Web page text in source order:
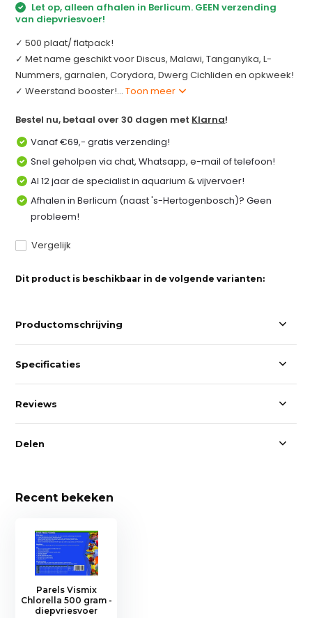
Let op, alleen afhalen in Berlicum. GEEN verzending
van diepvriesvoer!
✓ 500 plaat/ flatpack!
✓ Met name geschikt voor Discus, Malawi, Tanganyika, L-
Nummers, garnalen, Corydora, Dwerg Cichliden en opkweek!
✓ Weerstand booster!...Toon meer
Bestel nu, betaal over 30 dagen met Klarna!
Vanaf €69,- gratis verzending!
Snel geholpen via chat, Whatsapp, e-mail of telefoon!
Al 12 jaar de specialist in aquarium & vijvervoer!
Afhalen in Berlicum (naast 's-Hertogenbosch)? Geen
probleem!
Vergelijk
Dit product is beschikbaar in de volgende varianten:
Productomschrijving
Specificaties
Reviews
Delen
Recent bekeken
Parels Vismix
Chlorella 500 gram -
diepvriesvoer